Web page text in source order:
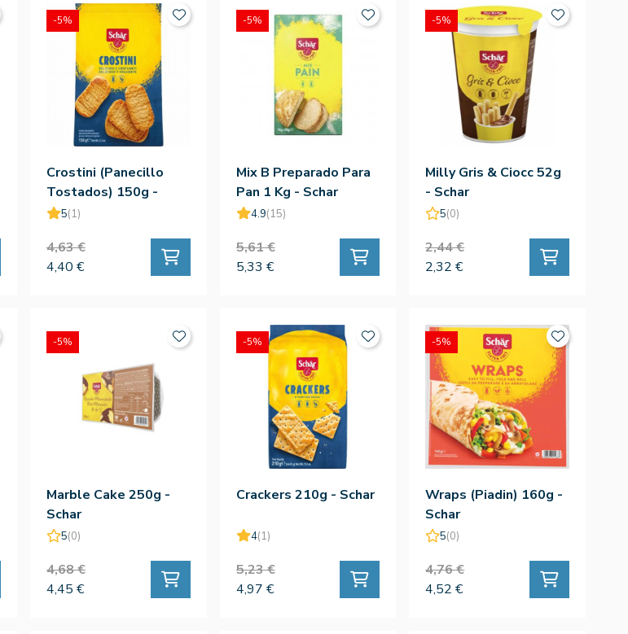
Crostini (Panecillo
Tostados) 150g -
Schar
5(1)
4,63 €
4,40 €
-5%
Mix B Preparado Para
Pan 1 Kg - Schar
4.9(15)
5,61 €
5,33 €
-5%
Milly Gris & Ciocc 52g
- Schar
5(0)
2,44 €
2,32 €
-5%
Marble Cake 250g -
Schar
5(0)
4,68 €
4,45 €
-5%
Crackers 210g - Schar
4(1)
5,23 €
4,97 €
-5%
Wraps (Piadin) 160g -
Schar
5(0)
4,76 €
4,52 €
-5%